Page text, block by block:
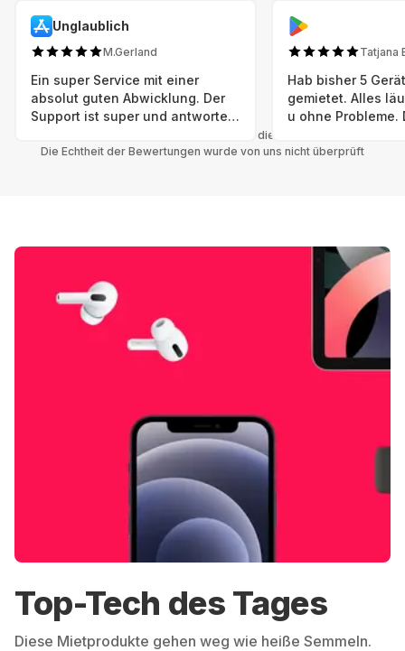
Unglaublich
M.Gerland
Ein super Service mit einer
absolut guten Abwicklung. Der
Support ist super und antworte
Tatjana
Hab bisher 5
gemietet. Alles
u ohne Probleme.
einwandfreien
Nachhaltig u wer
mal wieder ein
hat (Xbox,
Smartphone etc),
Grover nur
Möglichkeit
besteht nach
Alle Bewertungen beziehen sich auf die Grover App.
Die Echtheit der Bewertungen wurde von uns nicht überprüft
Top-Tech des Tages
Diese Mietprodukte gehen weg wie heiße Semmeln.